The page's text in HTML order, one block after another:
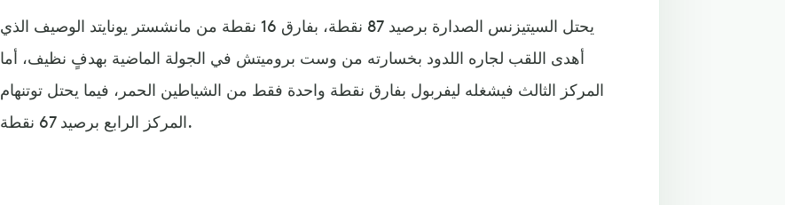
يحتل السيتيزنس الصدارة برصيد 87 نقطة، بفارق 16 نقطة من مانشستر يونايتد الوصيف الذي
أهدى اللقب لجاره اللدود بخسارته من وست بروميتش في الجولة الماضية بهدفٍ نظيف، أما
المركز الثالث فيشغله ليفربول بفارق نقطة واحدة فقط من الشياطين الحمر، فيما يحتل توتنهام
المركز الرابع برصيد 67 نقطة.